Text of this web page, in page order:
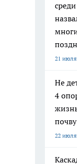
21 июля
Не
4
22 июля